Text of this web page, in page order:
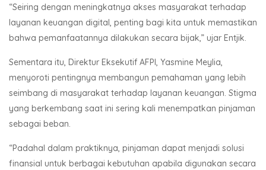
“Seiring dengan meningkatnya akses masyarakat terhadap
layanan keuangan digital, penting bagi kita untuk memastikan
bahwa pemanfaatannya dilakukan secara bijak,” ujar Entjik.
Sementara itu, Direktur Eksekutif AFPI, Yasmine Meylia,
menyoroti pentingnya membangun pemahaman yang lebih
seimbang di masyarakat terhadap layanan keuangan. Stigma
yang berkembang saat ini sering kali menempatkan pinjaman
sebagai beban.
“Padahal dalam praktiknya, pinjaman dapat menjadi solusi
finansial untuk berbagai kebutuhan apabila digunakan secara